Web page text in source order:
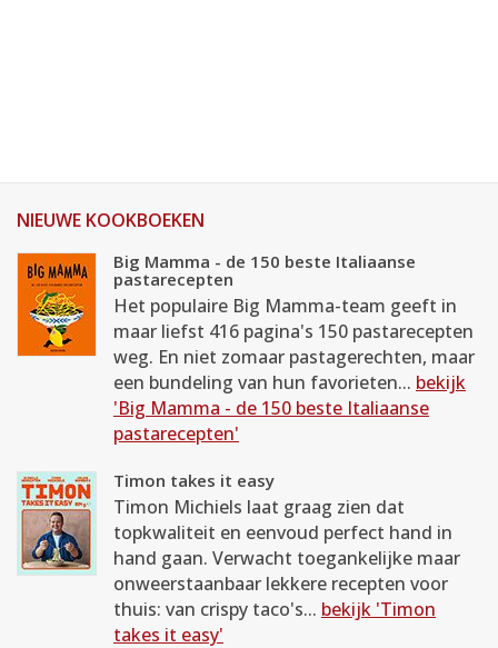
NIEUWE KOOKBOEKEN
Big Mamma - de 150 beste Italiaanse
pastarecepten
Het populaire Big Mamma-team geeft in
maar liefst 416 pagina's 150 pastarecepten
weg. En niet zomaar pastagerechten, maar
een bundeling van hun favorieten... bekijk
'Big Mamma - de 150 beste Italiaanse
pastarecepten'
Timon takes it easy
Timon Michiels laat graag zien dat
topkwaliteit en eenvoud perfect hand in
hand gaan. Verwacht toegankelijke maar
onweerstaanbaar lekkere recepten voor
thuis: van crispy taco's... bekijk 'Timon
takes it easy'